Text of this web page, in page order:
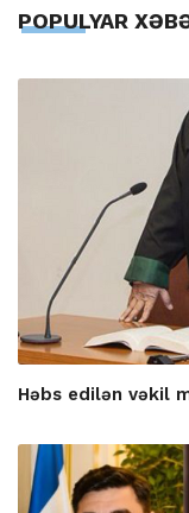
POPULYAR
Həbs edilən vəkil